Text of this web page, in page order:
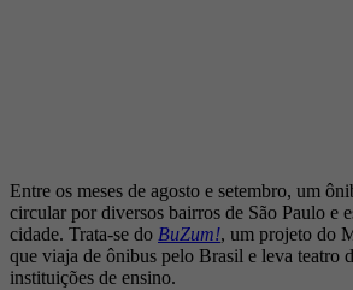
Entre os meses de agosto e setembro, um
circular por diversos bairros de São Paulo e
cidade. Trata-se do BuZum!, um projeto do
que viaja de ônibus pelo Brasil e leva teatro
instituições de ensino.